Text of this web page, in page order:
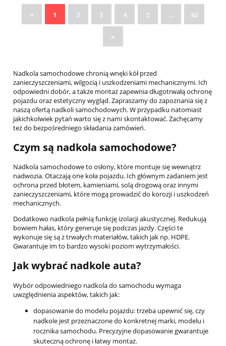
« 1 2 3 4 5 ... 42
»
Nadkola samochodowe chronią wnęki kół przed
zanieczyszczeniami, wilgocią i uszkodzeniami mechanicznymi. Ich
odpowiedni dobór, a także montaż zapewnia długotrwałą ochronę
pojazdu oraz estetyczny wygląd. Zapraszamy do zapoznania się z
naszą ofertą nadkoli samochodowych. W przypadku natomiast
jakichkolwiek pytań warto się z nami skontaktować. Zachęcamy
też do bezpośredniego składania zamówień.
Czym są nadkola samochodowe?
Nadkola samochodowe to osłony, które montuje się wewnątrz
nadwozia. Otaczają one koła pojazdu. Ich głównym zadaniem jest
ochrona przed błotem, kamieniami, solą drogową oraz innymi
zanieczyszczeniami, które mogą prowadzić do korozji i uszkodzeń
mechanicznych.
Dodatkowo nadkola pełnią funkcję izolacji akustycznej. Redukują
bowiem hałas, który generuje się podczas jazdy. Części te
wykonuje się są z trwałych materiałów, takich jak np. HDPE.
Gwarantuje im to bardzo wysoki poziom wytrzymałości.
Jak wybrać nadkole auta?
Wybór odpowiedniego nadkola do samochodu wymaga
uwzględnienia aspektów, takich jak:
dopasowanie do modelu pojazdu: trzeba upewnić się, czy
nadkole jest przeznaczone do konkretnej marki, modelu i
rocznika samochodu. Precyzyjne dopasowanie gwarantuje
skuteczną ochronę i łatwy montaż.